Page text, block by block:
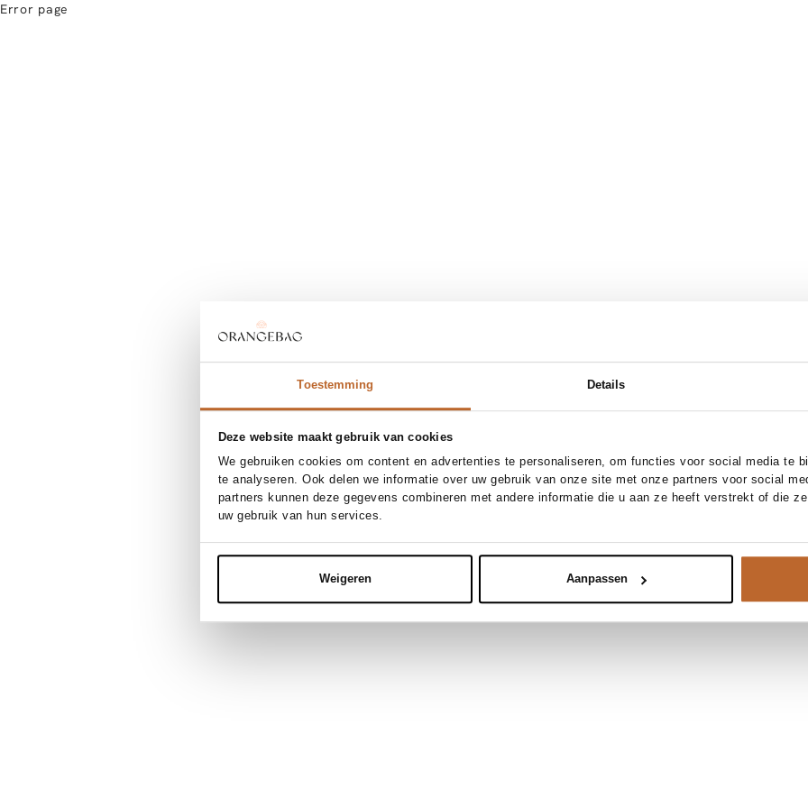
Toestemming Details
Deze website maakt gebruik van cookies
We gebruiken cookies om content en advertenties te personaliseren, om functies voor social media te
te analyseren. Ook delen we informatie over uw gebruik van onze site met onze partners voor social
partners kunnen deze gegevens combineren met andere informatie die u aan ze heeft verstrekt of die
uw gebruik van hun services.
Weigeren Aanpassen
Error page